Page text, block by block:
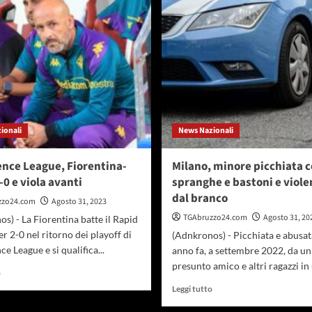
laboratorio
di
ricerca
dedicato
alla
tecnologia
quantistica
nelle
tlc
saltato:
attaccante
resta
Porto
League, Fiorentina-
0 e viola avanti
Agosto 31, 2023
- La Fiorentina batte il Rapid
2-0 nel ritorno dei playoff di
League e si qualifica...
Leggi
News Nazionali
Milano, minore picchiata
spranghe e bastoni e
dal branco
TGAbruzzo24.com
Agosto 31,
(Adnkronos) - Picchiata e
anno fa, a settembre 2022, da un
presunto amico e altri ragazzi in
Leggi tuttoLeggi